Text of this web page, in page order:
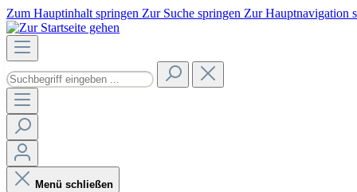
Zum Hauptinhalt springen Zur Suche springen Zur Hauptnavigation
Menü schließen